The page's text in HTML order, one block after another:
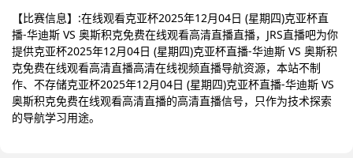
【比赛信息】:在线观看克亚杯2025年12月04日 (星期四)克亚杯直
播-华迪斯 VS 奥斯积克免费在线观看高清直播直播，JRS直播吧为你
提供克亚杯2025年12月04日 (星期四)克亚杯直播-华迪斯 VS 奥斯积
克免费在线观看高清直播高清在线视频直播导航资源，本站不制
作、不存储克亚杯2025年12月04日 (星期四)克亚杯直播-华迪斯 VS
奥斯积克免费在线观看高清直播的高清直播信号，只作为技术探索
的导航学习用途。